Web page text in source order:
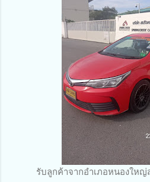
รับลูกค้าจากอำเภอหนองให